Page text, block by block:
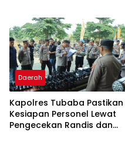
Daerah
Kapolres Tubaba Pastikan
Kesiapan Personel Lewat
Pengecekan Randis dan